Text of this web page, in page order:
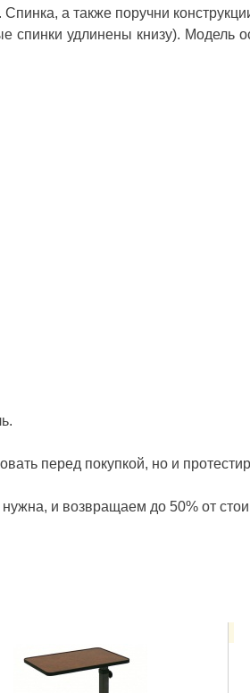
а также поручни
спинки удлинены книзу).
перед покупкой, но и
и возвращаем до 50% от